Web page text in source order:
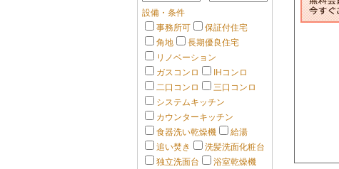
設備・条件
事務所可
保証付住宅
角地
長期優良住宅
リノベーション
ガスコンロ
IHコンロ
二口コンロ
三口コンロ
システムキッチン
カウンターキッチン
食器洗い乾燥機
給湯
追い焚き
洗髪洗面化粧台
独立洗面台
浴室乾燥機